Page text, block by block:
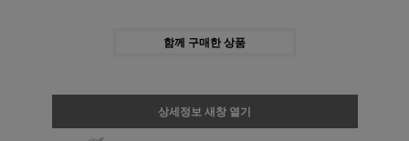
함께 구매한 상품
상세정보 새창 열기